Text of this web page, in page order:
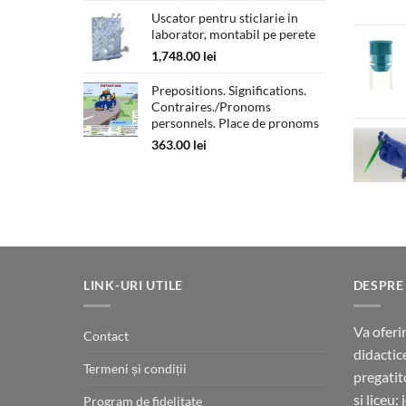
180.00 lei
până
Uscator pentru sticlarie in
laborator, montabil pe perete
1,748.00 lei
Prepositions. Significations.
Contraires./Pronoms
personnels. Place de pronoms
363.00 lei
LINK-URI UTILE
Contact
Termeni și condiții
Program de fidelitate
Va
si liceu: